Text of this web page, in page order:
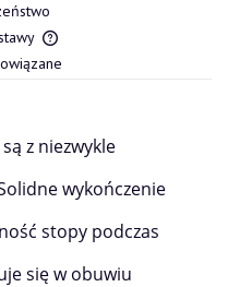
z niezwykle
wykończenie
stopy podczas
się w obuwiu